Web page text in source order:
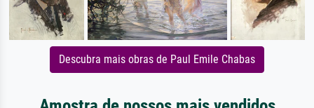
Descubra mais obras de Paul Emile Chabas